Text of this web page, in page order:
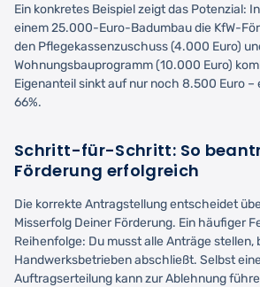
Ein konkretes Beispiel zeigt das Potenzial:
einem 25.000-Euro-Badumbau die KfW-
den Pflegekassenzuschuss (4.000 Euro)
Wohnungsbauprogramm (10.000 Euro)
Eigenanteil sinkt auf nur noch 8.500 Euro
66%.
Schritt-für-Schritt: So
Förderung erfolgreich
Die korrekte Antragstellung entscheidet
Misserfolg Deiner Förderung. Ein häufiger
Reihenfolge: Du musst alle Anträge stellen,
Handwerksbetrieben abschließt. Selbst
Auftragserteilung kann zur Ablehnung